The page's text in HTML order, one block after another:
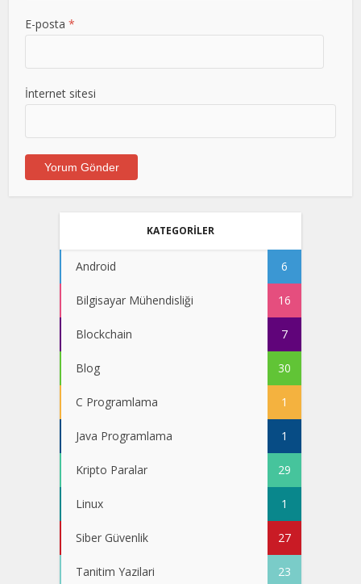
E-posta*
İnternet sitesi
KATEGORİLER
Android 6
Bilgisayar Mühendisliği 16
Blockchain 7
Blog 30
C Programlama 1
Java Programlama 1
Kripto Paralar 29
Linux 1
Siber Güvenlik 27
Tanitim Yazilari 23